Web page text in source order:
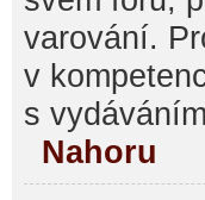
varování.
v
s
Nahoru